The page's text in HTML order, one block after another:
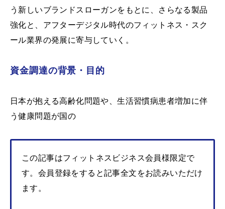
う新しいブランドスローガンをもとに、さらなる製品
強化と、アフターデジタル時代のフィットネス・スク
ール業界の発展に寄与していく。
資金調達の背景・目的
日本が抱える高齢化問題や、生活習慣病患者増加に伴
う健康問題が国の
この記事はフィットネスビジネス会員様限定で
す。会員登録をすると記事全文をお読みいただけ
ます。